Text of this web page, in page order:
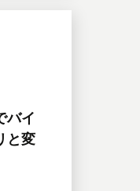
バイ
と変